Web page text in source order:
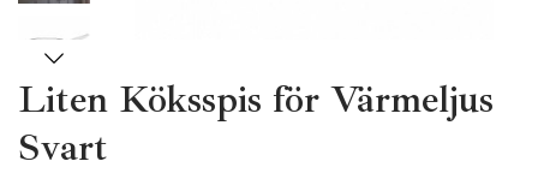
Liten Köksspis för Värmeljus
Svart